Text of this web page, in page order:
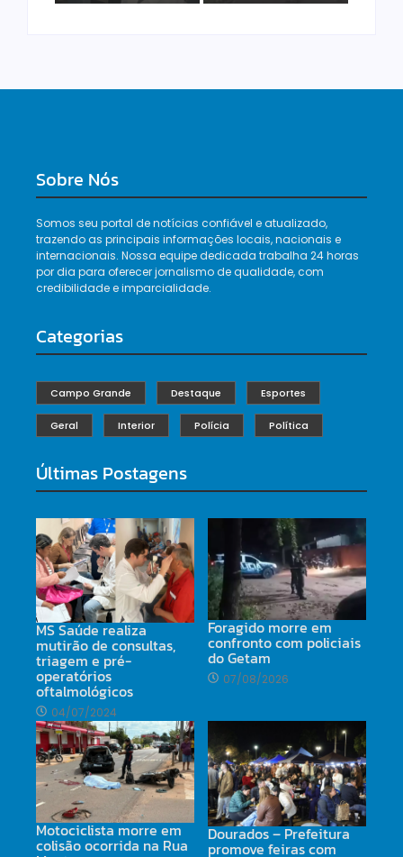
Sobre Nós
Somos seu portal de notícias confiável e atualizado,
trazendo as principais informações locais, nacionais e
internacionais. Nossa equipe dedicada trabalha 24 horas
por dia para oferecer jornalismo de qualidade, com
credibilidade e imparcialidade.
Categorias
Campo Grande Destaque Esportes
Geral Interior Polícia Política
Últimas Postagens
MS Saúde realiza
mutirão de consultas,
triagem e pré-
operatórios
oftalmológicos
04/07/2024
Foragido morre em
confronto com policiais
do Getam
07/08/2026
Motociclista morre em
colisão ocorrida na Rua
Dourados – Prefeitura
promove feiras com